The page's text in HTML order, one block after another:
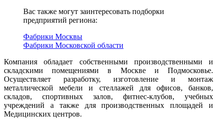
Вас также могут заинтересовать подборки
предприятий региона:
Фабрики Москвы
Фабрики Московской области
Компания обладает собственными производственными и
складскими помещениями в Москве и Подмосковье.
Осуществляет разработку, изготовление и монтаж
металлической мебели и стеллажей для офисов, банков,
складов, спортивных залов, фитнес-клубов, учебных
учреждений а также для производственных площадей и
Медицинских центров.